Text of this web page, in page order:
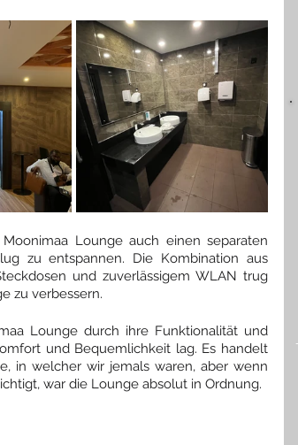
Lounge auch einen separaten
zu entspannen. Die Kombination aus
und zuverlässigem WLAN trug
zu verbessern.
Lounge durch ihre Funktionalität und
und Bequemlichkeit lag. Es handelt
in welcher wir jemals waren, aber wenn
war die Lounge absolut in Ordnung.